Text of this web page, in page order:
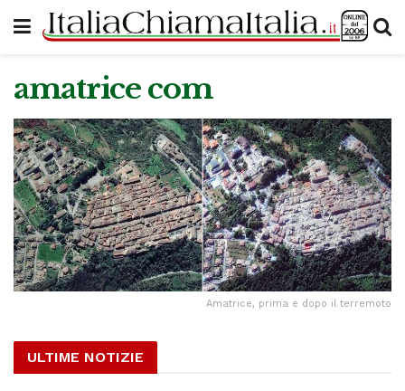
amatrice com
Amatrice, prima e dopo il terremoto
ULTIME NOTIZIE